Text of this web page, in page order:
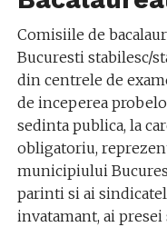
Comisiile de
Bucuresti stabilesc/
din centrele de
de inceperea
sedinta publica, la
obligatoriu,
municipiului
parinti si ai
invatamant, ai